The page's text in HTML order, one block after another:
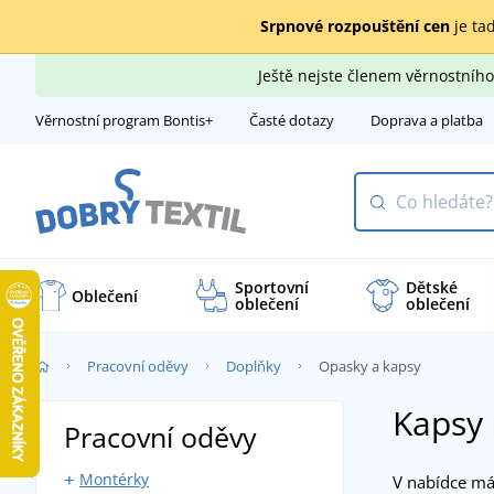
Srpnové rozpouštění cenje
Ještě nejste členem
Věrnostní program Bontis+ Časté dotazy Doprava a platba
Oblečení Sportovní
oblečení
Dětské
oblečení
Pracovní oděvy Doplňky Opasky a kapsy
V nabídce
Pracovní oděvy
Montérky